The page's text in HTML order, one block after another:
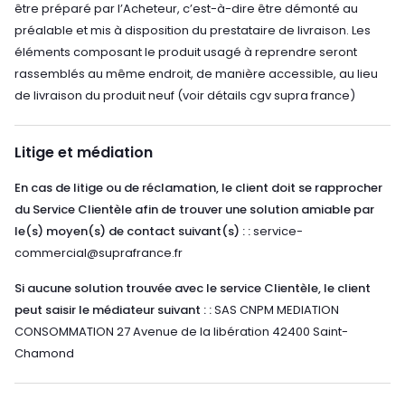
être préparé par l’Acheteur, c’est-à-dire être démonté au
préalable et mis à disposition du prestataire de livraison. Les
éléments composant le produit usagé à reprendre seront
rassemblés au même endroit, de manière accessible, au lieu
de livraison du produit neuf (voir détails cgv supra france)
Litige et médiation
En cas de litige ou de réclamation, le client doit se rapprocher
du Service Clientèle afin de trouver une solution amiable par
le(s) moyen(s) de contact suivant(s) : :service-
commercial@suprafrance.fr
Si aucune solution trouvée avec le service Clientèle, le client
peut saisir le médiateur suivant : :SAS CNPM MEDIATION
CONSOMMATION 27 Avenue de la libération 42400 Saint-
Chamond